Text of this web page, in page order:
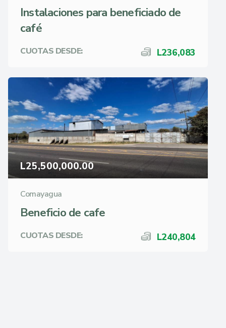
Instalaciones para beneficiado de
café
CUOTAS DESDE: L236,083
L25,500,000.00
Comayagua
Beneficio de cafe
CUOTAS DESDE: L240,804